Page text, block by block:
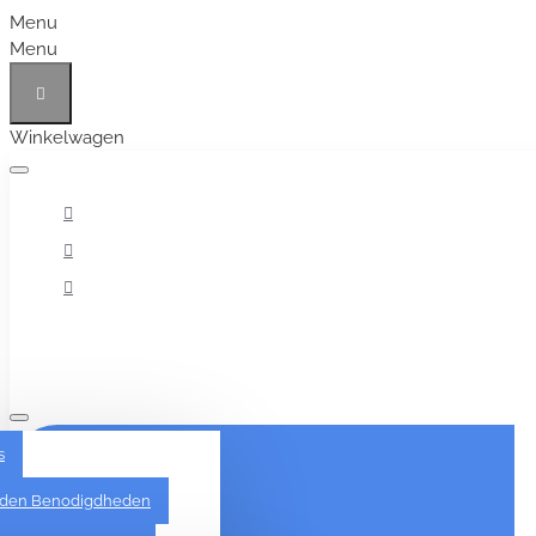
Menu
Menu
Winkelwagen
Alles
Benodigdheden